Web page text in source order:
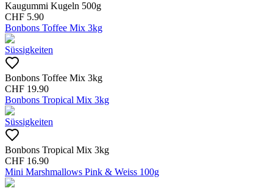
Kaugummi Kugeln 500g
CHF 5.90
Bonbons Toffee Mix 3kg
Süssigkeiten
Bonbons Toffee Mix 3kg
CHF 19.90
Bonbons Tropical Mix 3kg
Süssigkeiten
Bonbons Tropical Mix 3kg
CHF 16.90
Mini Marshmallows Pink & Weiss 100g